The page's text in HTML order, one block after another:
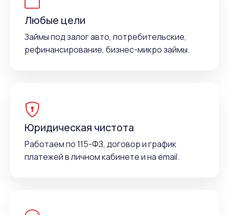
Любые цели
Займы под залог авто, потребительские,
рефинансирование, бизнес-микро займы.
Юридическая чистота
Работаем по 115-ФЗ, договор и график
платежей в личном кабинете и на email.